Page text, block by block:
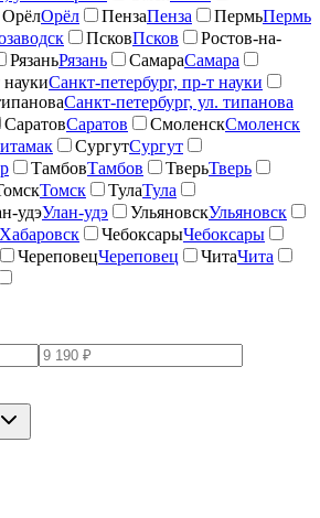
ОрёлОрёл ПензаПенза ПермьПермь
ПсковПсков
Ростов-на-
РязаньРязань СамараСамара
наукиСанкт-петербург, пр-т науки
Санкт-петербург, ул. типанова
СаратовСаратов СмоленскСмоленск
СургутСургут
ТамбовТамбов ТверьТверь
Томск ТулаТула
удэУлан-удэ УльяновскУльяновск
Хабаровск ЧебоксарыЧебоксары
ЧереповецЧереповец ЧитаЧита